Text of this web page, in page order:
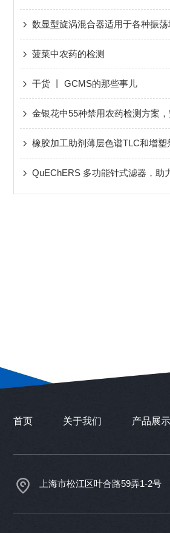
菠菜中农药的检测
干货 丨 GCMS的那些事儿
首页 关于我们 产品展示
上海市松江区叶合路59弄1-2号